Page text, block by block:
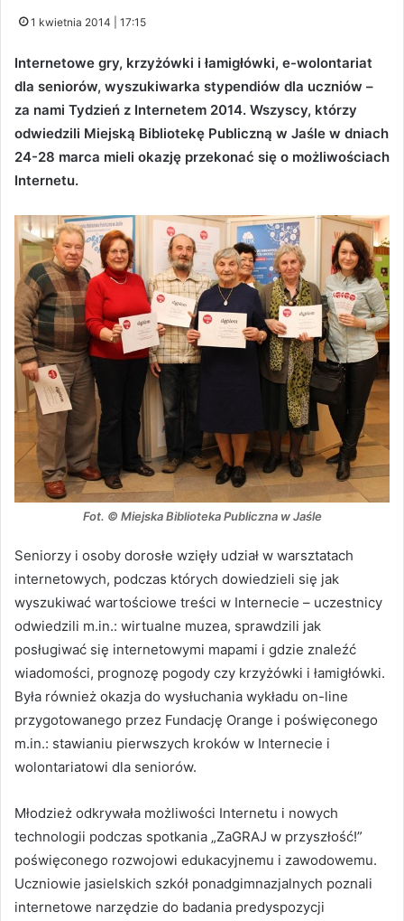
1 kwietnia 2014 | 17:15
Internetowe gry, krzyżówki i łamigłówki, e-wolontariat
dla seniorów, wyszukiwarka stypendiów dla uczniów –
za nami Tydzień z Internetem 2014. Wszyscy, którzy
odwiedzili Miejską Bibliotekę Publiczną w Jaśle w dniach
24-28 marca mieli okazję przekonać się o możliwościach
Internetu.
Fot. © Miejska Biblioteka Publiczna w Jaśle
Seniorzy i osoby dorosłe wzięły udział w warsztatach
internetowych, podczas których dowiedzieli się jak
wyszukiwać wartościowe treści w Internecie – uczestnicy
odwiedzili m.in.: wirtualne muzea, sprawdzili jak
posługiwać się internetowymi mapami i gdzie znaleźć
wiadomości, prognozę pogody czy krzyżówki i łamigłówki.
Była również okazja do wysłuchania wykładu on-line
przygotowanego przez Fundację Orange i poświęconego
m.in.: stawianiu pierwszych kroków w Internecie i
wolontariatowi dla seniorów.
Młodzież odkrywała możliwości Internetu i nowych
technologii podczas spotkania „ZaGRAJ w przyszłość!”
poświęconego rozwojowi edukacyjnemu i zawodowemu.
Uczniowie jasielskich szkół ponadgimnazjalnych poznali
internetowe narzędzie do badania predyspozycji